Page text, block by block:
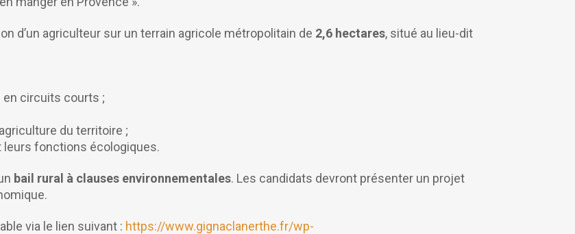
d’un agriculteur sur un terrain agricole métropolitain de 2,6 hectares, situé au lieu-dit
en circuits courts ;
du territoire ;
leurs fonctions écologiques.
bail rural à clauses environnementales. Les candidats devront présenter un projet
via le lien suivant : https://www.gignaclanerthe.fr/wp-